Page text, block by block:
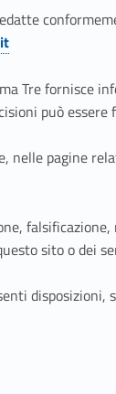
Tre fornisce
può
nelle pagine
sito o dei